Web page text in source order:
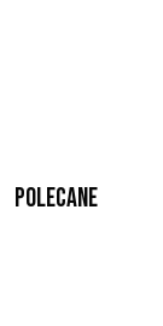
Polecane